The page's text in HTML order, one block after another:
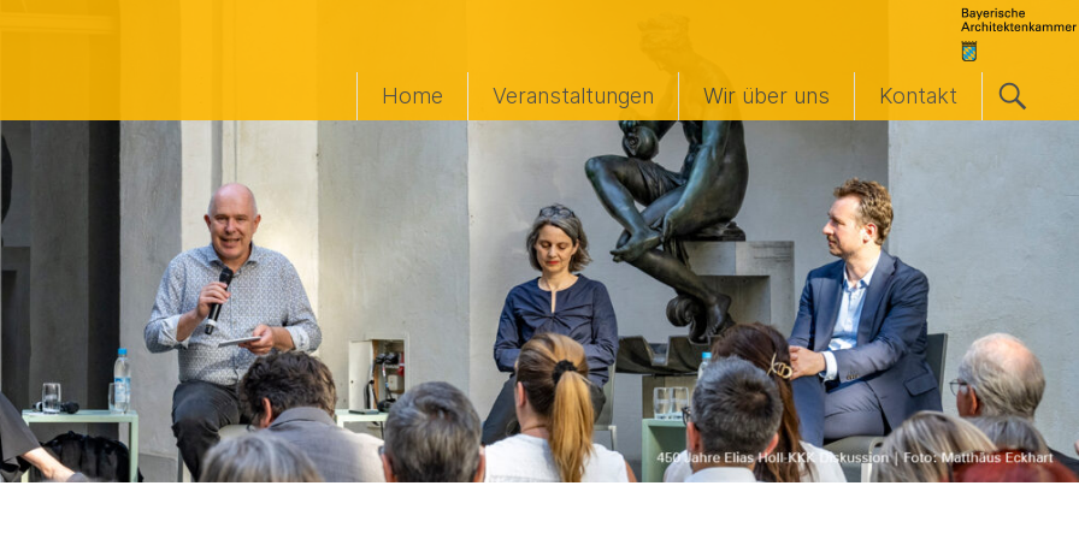
Home Veranstaltungen Wir über uns Kontakt